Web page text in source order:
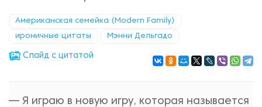
Американская семейка (Modern Family)
ироничные цитаты Мэнни Дельгадо
Cлайд с цитатой
— Я играю в новую игру, которая называется